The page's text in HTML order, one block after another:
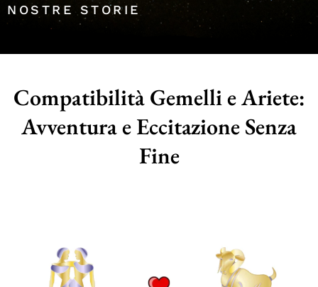
NOSTRE STORIE
Compatibilità Gemelli e Ariete:
Avventura e Eccitazione Senza
Fine